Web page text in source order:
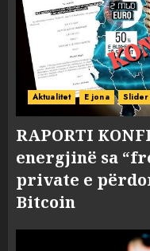
Aktualitet E jona Slider
RAPORTI
energjinë sa
private e
Bitcoin